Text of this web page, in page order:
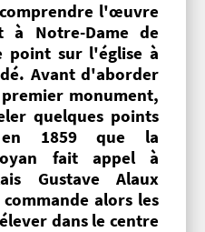
l'œuvre
à Notre-Dame de
point sur l'église à
Avant d'aborder
monument,
quelques points
1859 que la
fait appel à
Gustave Alaux
alors les
dans le centre